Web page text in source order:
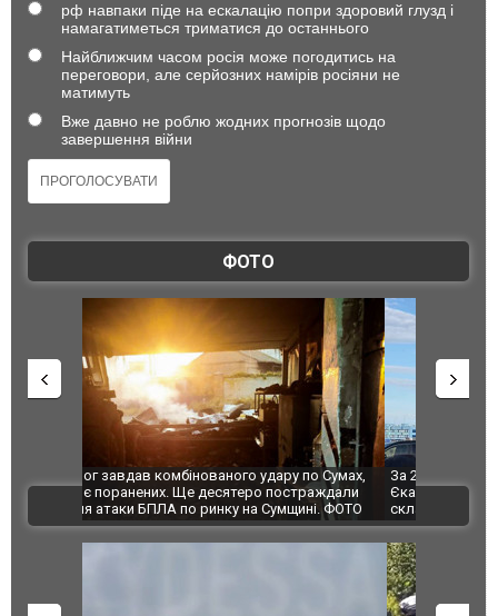
рф навпаки піде на ескалацію попри здоровий глузд і
намагатиметься триматися до останнього
Найближчим часом росія може погодитись на
переговори, але серйозних намірів росіяни не
матимуть
Вже давно не роблю жодних прогнозів щодо
завершення війни
ФОТО
За 2000 кілометрів від кордону з Україною: в
Єкатеринбурзі після атаки дронів загорівся
склад Wildberries. ФОТО. ВІДЕО
"Мої
ВІДЕО